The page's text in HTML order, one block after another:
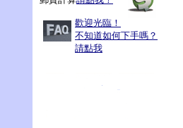
歡迎光臨！
不知道如何下手嗎？
請點我